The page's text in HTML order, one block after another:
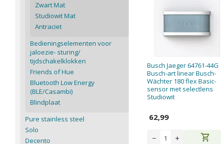
Busch Jaeger 64761-44G
Busch-art linear Busch-
Wächter 180 flex Basic-
sensor met selectlens
Studiowit
62,99
− + shopping_cart
Zwart Mat
Studiowit Mat
Antraciet
Bedieningselementen voor
jaloezie- sturing/
tijdschakelklokken
Friends of Hue
Bluetooth Low Energy
(BLE/Casambi)
Blindplaat
Pure stainless steel
Solo
Decento